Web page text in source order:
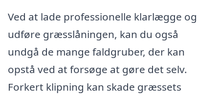
Ved at lade professionelle klarlægge og
udføre græsslåningen, kan du også
undgå de mange faldgruber, der kan
opstå ved at forsøge at gøre det selv.
Forkert klipning kan skade græssets